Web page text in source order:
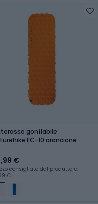
gonfiabile
FC-10 arancione
€
consigliato dal produttore:
€